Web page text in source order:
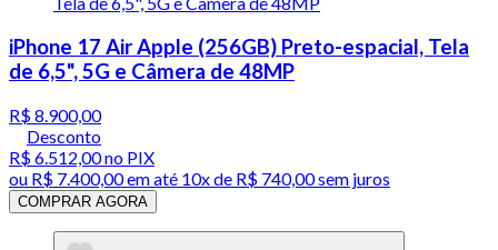
iPhone 17 Air Apple (256GB) Preto-espacial, Tela
de 6,5", 5G e Câmera de 48MP
R$ 8.900,00
Desconto
R$ 6.512,00no PIX
ou R$ 7.400,00em até 10x de R$ 740,00 sem juros
COMPRAR AGORA